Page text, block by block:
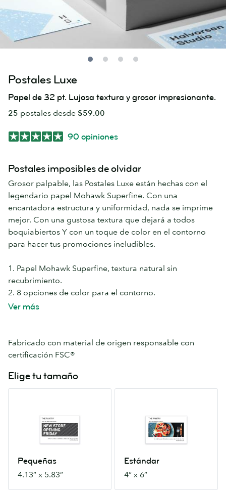
Postales Luxe
Papel de 32 pt. Lujosa textura y grosor impresionante.
25 postales desde $59.00
90 opiniones
Postales imposibles de olvidar
Grosor palpable, las Postales Luxe están hechas con el
legendario papel Mohawk Superfine. Con una
encantadora estructura y uniformidad, nada se imprime
mejor. Con una gustosa textura que dejará a todos
boquiabiertos Y con un toque de color en el contorno
para hacer tus promociones ineludibles.
1. Papel Mohawk Superfine, textura natural sin
recubrimiento.
2. 8 opciones de color para el contorno.
3. Papel de 32 pt, doble grosor para un impacto extra
Ver más
Fabricado con material de origen responsable con
certificación FSC®
Elige tu tamaño
Pequeñas
4.13” x 5.83”
Estándar
4” x 6”